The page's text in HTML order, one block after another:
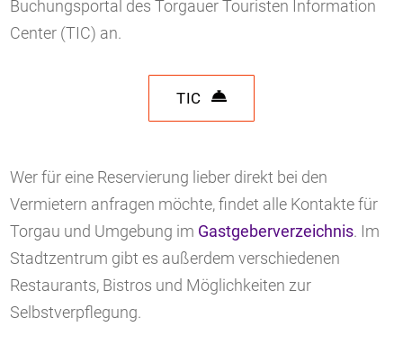
Buchungsportal des Torgauer Touristen Information
Center (TIC) an.
TIC
Wer für eine Reservierung lieber direkt bei den
Vermietern anfragen möchte, findet alle Kontakte für
Torgau und Umgebung im Gastgeberverzeichnis. Im
Stadtzentrum gibt es außerdem verschiedenen
Restaurants, Bistros und Möglichkeiten zur
Selbstverpflegung.